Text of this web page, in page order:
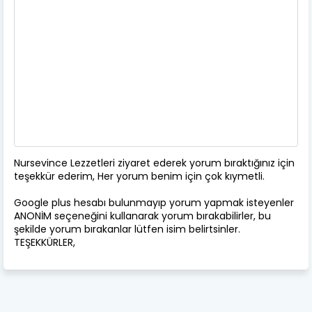
Nursevince Lezzetleri ziyaret ederek yorum bıraktığınız için
teşekkür ederim, Her yorum benim için çok kıymetli.
Google plus hesabı bulunmayıp yorum yapmak isteyenler
ANONİM seçeneğini kullanarak yorum bırakabilirler, bu
şekilde yorum bırakanlar lütfen isim belirtsinler.
TEŞEKKÜRLER,